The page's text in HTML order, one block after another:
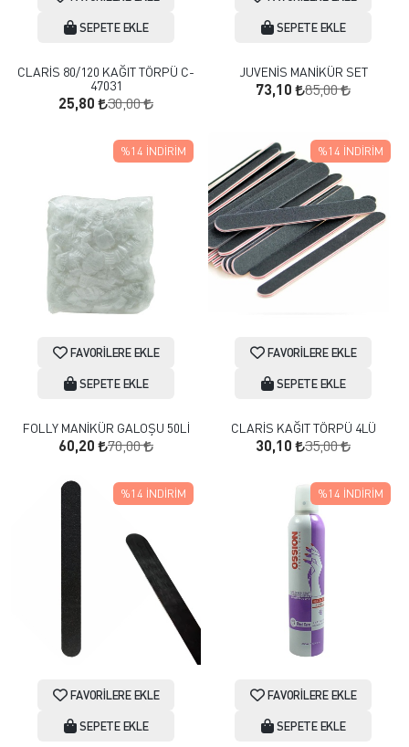
SEPETE EKLE
CLARİS 80/120 KAĞIT TÖRPÜ C-
47031
25,80 30,00
SEPETE EKLE
JUVENİS MANİKÜR SET
73,10 85,00
FAVORILERE EKLE
SEPETE EKLE
FOLLY MANİKÜR GALOŞU 50Lİ
60,20 70,00
%14 İNDIRIM
FAVORILERE EKLE
SEPETE EKLE
CLARİS KAĞIT TÖRPÜ 4LÜ
30,10 35,00
%14 İNDIRIM
FAVORILERE EKLE
SEPETE EKLE
%14 İNDIRIM
FAVORILERE EKLE
SEPETE EKLE
%14 İNDIRIM